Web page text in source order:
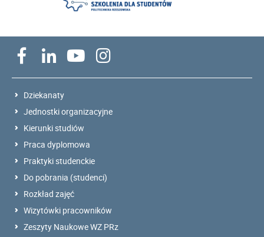
Dziekanaty
Jednostki organizacyjne
Kierunki studiów
Praca dyplomowa
Praktyki studenckie
Do pobrania (studenci)
Rozkład zajęć
Wizytówki pracowników
Zeszyty Naukowe WZ PRz